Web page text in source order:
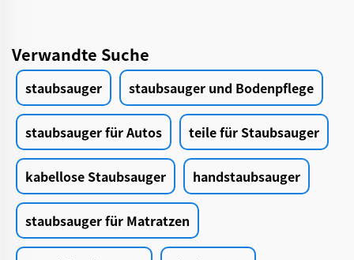
Verwandte Suche
staubsauger staubsauger und Bodenpflege
staubsauger für Autos teile für Staubsauger
kabellose Staubsauger handstaubsauger
staubsauger für Matratzen